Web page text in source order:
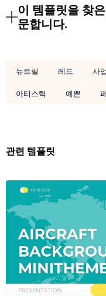
이 템플릿을 찾
문합니다.
뉴트럴 레드 사
아티스틱
예쁜
관련 템플릿